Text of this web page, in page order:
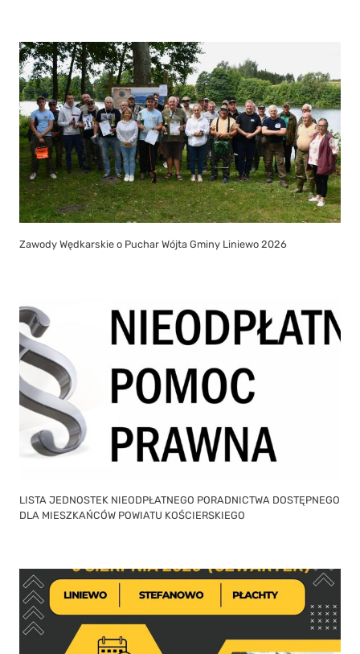
Zawody Wędkarskie o Puchar Wójta Gminy Liniewo 2026
LISTA JEDNOSTEK NIEODPŁATNEGO PORADNICTWA DOSTĘPNEGO
DLA MIESZKAŃCÓW POWIATU KOŚCIERSKIEGO